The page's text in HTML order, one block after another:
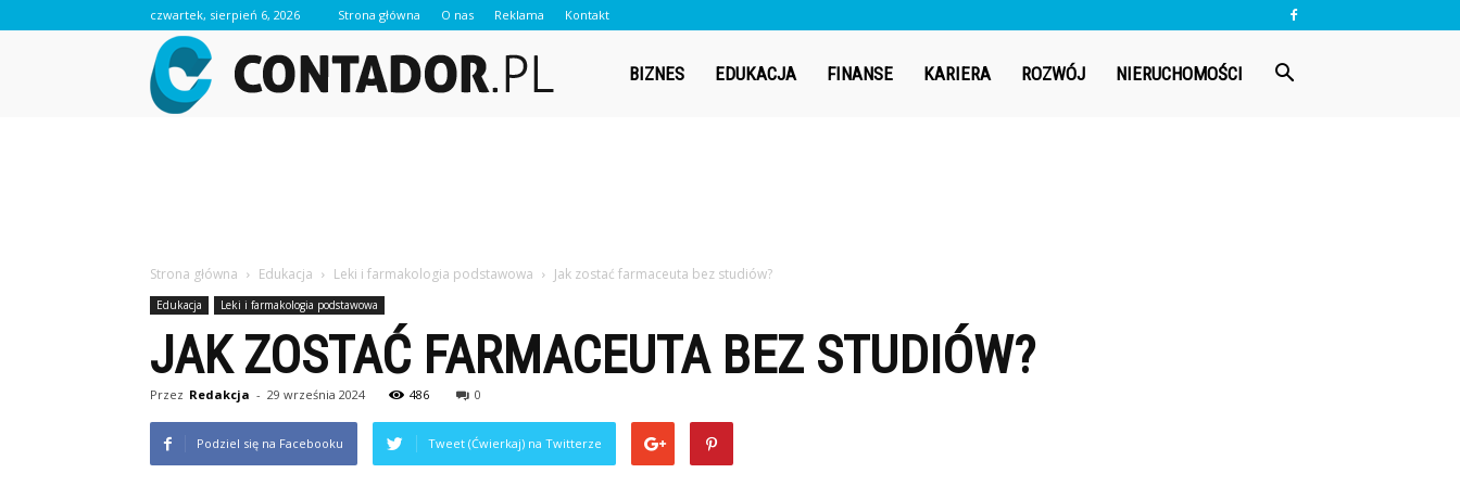
czwartek, sierpień 6, 2026 Strona główna O nas Reklama Kontakt
Contador.plBIZNES EDUKACJA FINANSE KARIERA ROZWÓJ NIERUCHOMOŚCI
Strona główna Edukacja Leki i farmakologia podstawowa Jak zostać farmaceuta bez studiów?
Edukacja Leki i farmakologia podstawowa
JAK ZOSTAĆ FARMACEUTA BEZ STUDIÓW?
Przez Redakcja - 29 września 2024 486 0
Podziel się na Facebooku Tweet (Ćwierkaj) na Twitterze